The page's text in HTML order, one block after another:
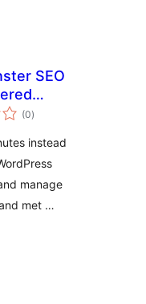
SEO
(0avaliações
totais
)
instead
manage
met …